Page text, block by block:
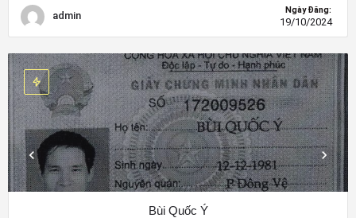
admin Ngày Đăng:
19/10/2024
Bùi Quốc Ý